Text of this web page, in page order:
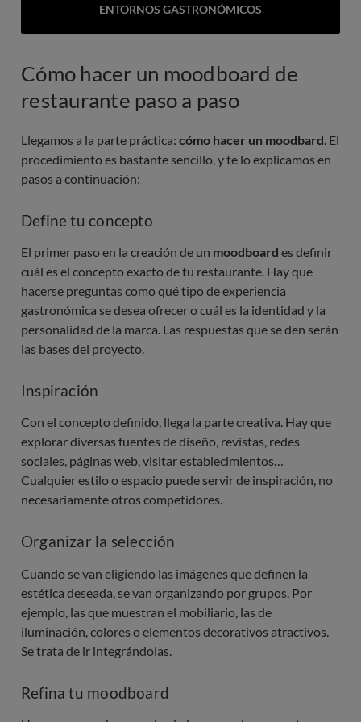
ENTORNOS GASTRONÓMICOS
Cómo hacer un moodboard de
restaurante paso a paso
Llegamos a la parte práctica: cómo hacer un moodbard . El
procedimiento es bastante sencillo, y te lo explicamos en
pasos a continuación:
Define tu concepto
El primer paso en la creación de un moodboard es definir
cuál es el concepto exacto de tu restaurante. Hay que
hacerse preguntas como qué tipo de experiencia
gastronómica se desea ofrecer o cuál es la identidad y la
personalidad de la marca. Las respuestas que se den serán
las bases del proyecto.
Inspiración
Con el concepto definido, llega la parte creativa. Hay que
explorar diversas fuentes de diseño, revistas, redes
sociales, páginas web, visitar establecimientos…
Cualquier estilo o espacio puede servir de inspiración, no
necesariamente otros competidores.
Organizar la selección
Cuando se van eligiendo las imágenes que definen la
estética deseada, se van organizando por grupos. Por
ejemplo, las que muestran el mobiliario, las de
iluminación, colores o elementos decorativos atractivos.
Se trata de ir integrándolas.
Refina tu moodboard